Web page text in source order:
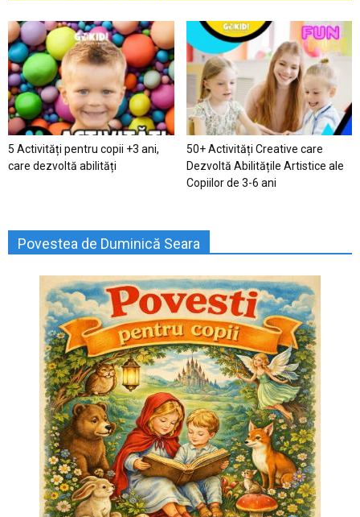
5 Activități pentru copii +3 ani,
care dezvoltă abilități
50+ Activități Creative care
Dezvoltă Abilitățile Artistice ale
Copiilor de 3-6 ani
Povestea de Duminică Seara